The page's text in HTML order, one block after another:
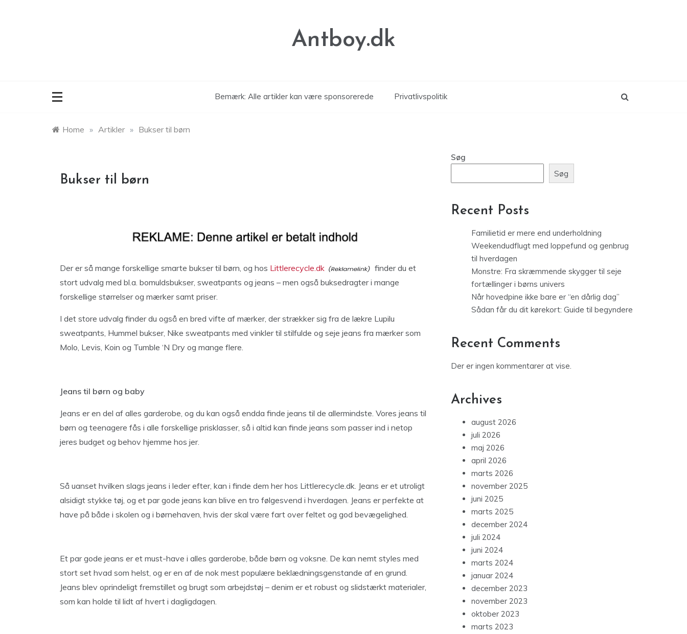
Antboy.dk
Bemærk: Alle artikler kan være sponsorerede Privatlivspolitik
Home » Artikler » Bukser til børn
Bukser til børn
Der er så mange forskellige smarte bukser til børn, og hos Littlerecycle.dk
finder du et
stort udvalg med bl.a. bomuldsbukser, sweatpants og jeans – men også buksedragter i mange
forskellige størrelser og mærker samt priser.
I det store udvalg finder du også en bred vifte af mærker, der strækker sig fra de lækre Lupilu
sweatpants, Hummel bukser, Nike sweatpants med vinkler til stilfulde og seje jeans fra mærker som
Molo, Levis, Koin og Tumble ‘N Dry og mange flere.
Jeans til børn og baby
Jeans er en del af alles garderobe, og du kan også endda finde jeans til de allermindste. Vores jeans til
børn og teenagere fås i alle forskellige prisklasser, så i altid kan finde jeans som passer ind i netop
jeres budget og behov hjemme hos jer.
Så uanset hvilken slags jeans i leder efter, kan i finde dem her hos Littlerecycle.dk. Jeans er et utroligt
alsidigt stykke tøj, og et par gode jeans kan blive en tro følgesvend i hverdagen. Jeans er perfekte at
have på både i skolen og i børnehaven, hvis der skal være fart over feltet og god bevægelighed.
Et par gode jeans er et must-have i alles garderobe, både børn og voksne. De kan nemt styles med
stort set hvad som helst, og er en af de nok mest populære beklædningsgenstande af en grund.
Jeans blev oprindeligt fremstillet og brugt som arbejdstøj – denim er et robust og slidstærkt materialer,
som kan holde til lidt af hvert i dagligdagen.
Søg
Søg
Recent Posts
Familietid er mere end underholdning
Weekendudflugt med loppefund og genbrug
til hverdagen
Monstre: Fra skræmmende skygger til seje
fortællinger i børns univers
Når hovedpine ikke bare er “en dårlig dag”
Sådan får du dit kørekort: Guide til begyndere
Recent Comments
Der er ingen kommentarer at vise.
Archives
august 2026
juli 2026
maj 2026
april 2026
marts 2026
november 2025
juni 2025
marts 2025
december 2024
juli 2024
juni 2024
marts 2024
januar 2024
december 2023
november 2023
oktober 2023
marts 2023